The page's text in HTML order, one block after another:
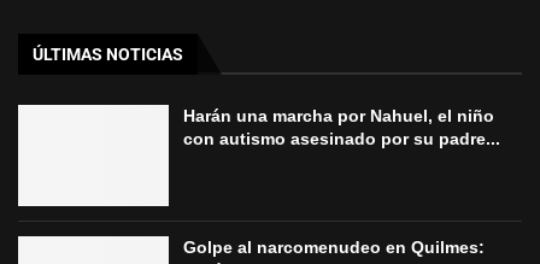
ÚLTIMAS NOTICIAS
Harán una marcha por Nahuel, el niño
con autismo asesinado por su padre...
Golpe al narcomenudeo en Quilmes: